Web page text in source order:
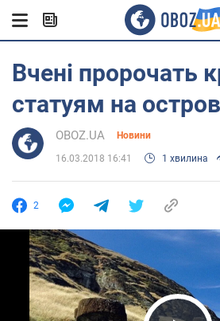
Вчені пророчать
статуям на
OBOZ.UA Новини
16.03.2018 16:41 1 хвилина
2